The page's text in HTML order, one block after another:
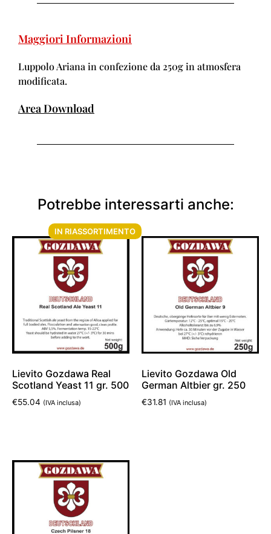
Maggiori Informazioni
Luppolo Ariana in confezione da 250g in atmosfera
modificata.
Area Download
Potrebbe interessarti anche:
IN RIASSORTIMENTO
Lievito Gozdawa Real
Scotland Yeast 11 gr. 500
€55.04 (IVA inclusa)
Lievito Gozdawa Old
German Altbier gr. 250
€31.81 (IVA inclusa)